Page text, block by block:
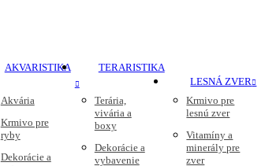
AKVARISTIKA
Akvária
Krmivo pre
ryby
Dekorácie a
TERARISTIKA
Terária,
vivária a
boxy
Dekorácie a
vybavenie
LESNÁ ZVER
Krmivo pre
lesnú zver
Vitamíny a
minerály pre
zver